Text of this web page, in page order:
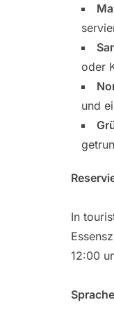
oder
und
In
12:00